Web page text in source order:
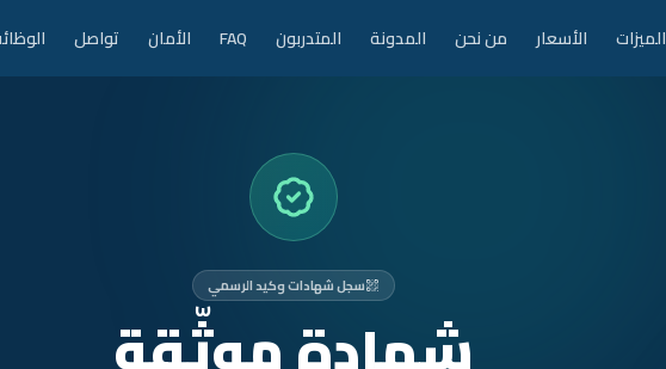
الميزات الأسعار من نحن المدونة المتدربون FAQ الأمان تواصل
سجل شهادات وكيد الرسمي